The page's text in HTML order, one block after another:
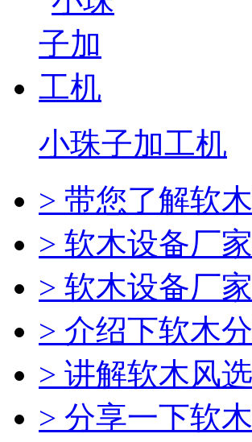
小珠子加工机
> 带您了解软
> 软木设备厂
> 软木设备厂
> 介绍下软木
> 讲解软木风
> 分享一下软